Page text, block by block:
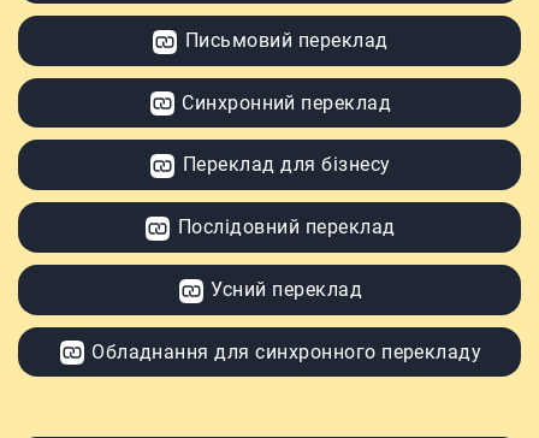
Письмовий переклад
Синхронний переклад
Переклад для бізнесу
Послідовний переклад
Усний переклад
Обладнання для синхронного перекладу